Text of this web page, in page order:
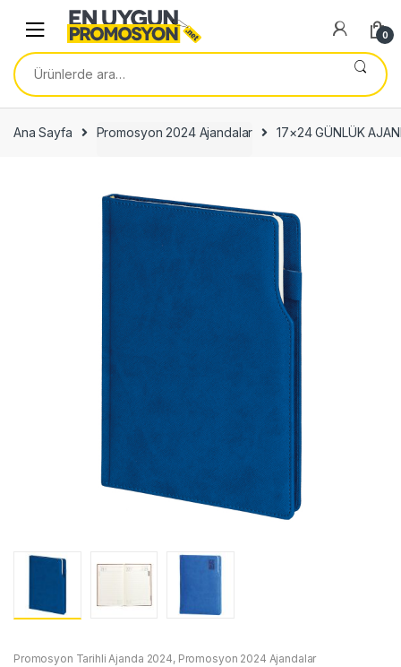
navigation
content
0
Ara:
Ana Sayfa Promosyon 2024 Ajandalar 17×24 GÜNLÜK
Promosyon Tarihli Ajanda 2024, Promosyon 2024 Ajandalar